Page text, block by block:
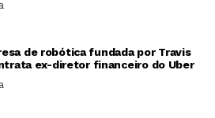
de robótica fundada por Travis
ex-diretor financeiro do Uber